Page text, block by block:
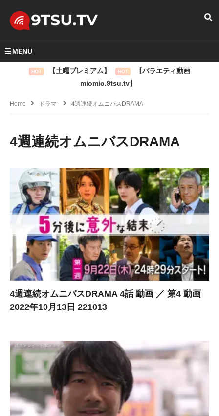
MENU
HOT 【土曜プレミアム】 HOT
【バラエティ動画
miomio.9tsu.tv】
Home ドラマ 4週連続オムニバスDRAMA
4週連続オムニバスDRAMA
4週連続オムニバスDRAMA 4話 動画 ／ 第4 動画
2022年10月13日 221013